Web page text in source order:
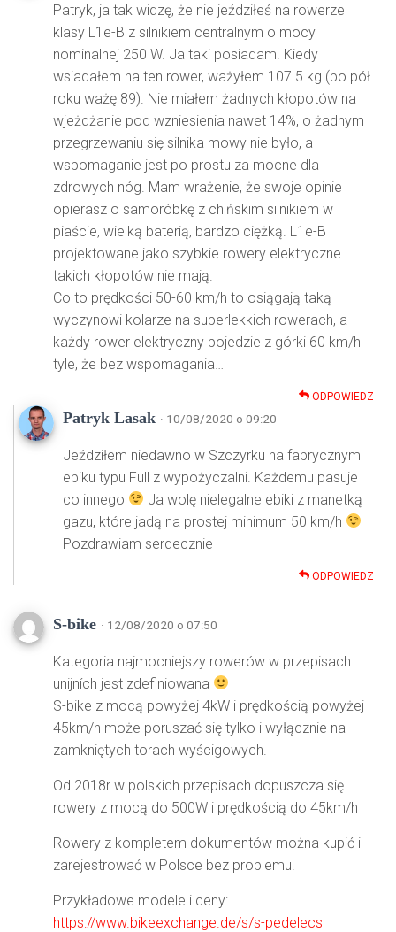
Patryk, ja tak widzę, że nie jeździłeś na rowerze
klasy L1e-B z silnikiem centralnym o mocy
nominalnej 250 W. Ja taki posiadam. Kiedy
wsiadałem na ten rower, ważyłem 107.5 kg (po pół
roku ważę 89). Nie miałem żadnych kłopotów na
wjeżdżanie pod wzniesienia nawet 14%, o żadnym
przegrzewaniu się silnika mowy nie było, a
wspomaganie jest po prostu za mocne dla
zdrowych nóg. Mam wrażenie, że swoje opinie
opierasz o samoróbkę z chińskim silnikiem w
piaście, wielką baterią, bardzo ciężką. L1e-B
projektowane jako szybkie rowery elektryczne
takich kłopotów nie mają.
Co to prędkości 50-60 km/h to osiągają taką
wyczynowi kolarze na superlekkich rowerach, a
każdy rower elektryczny pojedzie z górki 60 km/h
tyle, że bez wspomagania…
ODPOWIEDZ
Patryk Lasak · 10/08/2020 o 09:20
Jeździłem niedawno w Szczyrku na fabrycznym
ebiku typu Full z wypożyczalni. Każdemu pasuje
co innego
Ja wolę nielegalne ebiki z manetką
gazu, które jadą na prostej minimum 50 km/h
Pozdrawiam serdecznie
ODPOWIEDZ
S-bike · 12/08/2020 o 07:50
Kategoria najmocniejszy rowerów w przepisach
unijních jest zdefiniowana
S-bike z mocą powyżej 4kW i prędkością powyżej
45km/h może poruszać się tylko i wyłącznie na
zamkniętych torach wyścigowych.
Od 2018r w polskich przepisach dopuszcza się
rowery z mocą do 500W i prędkością do 45km/h
Rowery z kompletem dokumentów można kupić i
zarejestrować w Polsce bez problemu.
Przykładowe modele i ceny:
https://www.bikeexchange.de/s/s-pedelecs